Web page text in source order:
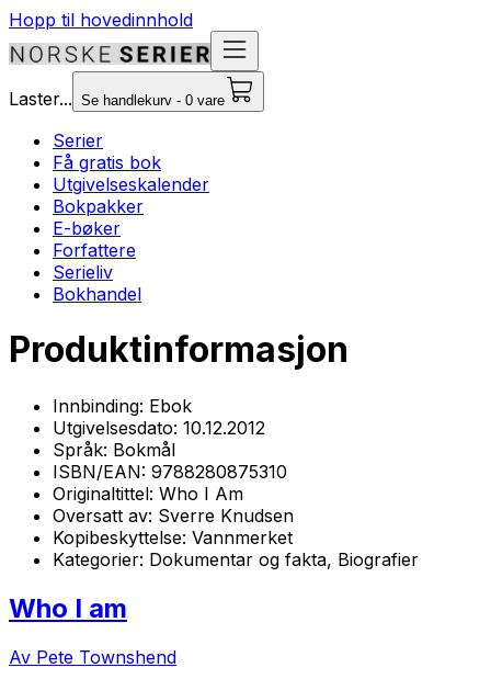
Hopp til hovedinnhold
Laster... Se handlekurv - 0 vare
Serier
Få gratis bok
Utgivelseskalender
Bokpakker
E-bøker
Forfattere
Serieliv
Bokhandel
Produktinformasjon
Innbinding: Ebok
Utgivelsesdato: 10.12.2012
Språk: Bokmål
ISBN/EAN: 9788280875310
Originaltittel: Who I Am
Oversatt av: Sverre Knudsen
Kopibeskyttelse: Vannmerket
Kategorier: Dokumentar og fakta, Biografier
Who I am
Av Pete Townshend